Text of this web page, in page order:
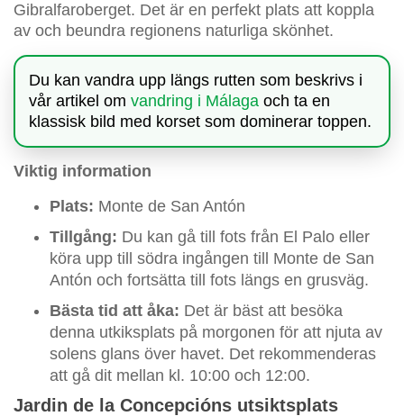
Gibralfaroberget. Det är en perfekt plats att koppla
av och beundra regionens naturliga skönhet.
Du kan vandra upp längs rutten som beskrivs i
vår artikel om vandring i Málaga och ta en
klassisk bild med korset som dominerar toppen.
Viktig information
Plats: Monte de San Antón
Tillgång: Du kan gå till fots från El Palo eller
köra upp till södra ingången till Monte de San
Antón och fortsätta till fots längs en grusväg.
Bästa tid att åka: Det är bäst att besöka
denna utkiksplats på morgonen för att njuta av
solens glans över havet. Det rekommenderas
att gå dit mellan kl. 10:00 och 12:00.
Jardin de la Concepcións utsiktsplats